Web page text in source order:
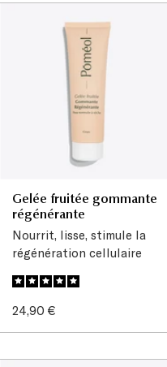
Gelée fruitée gommante
régénérante
Nourrit, lisse, stimule la
régénération cellulaire
Prix
24,90 €